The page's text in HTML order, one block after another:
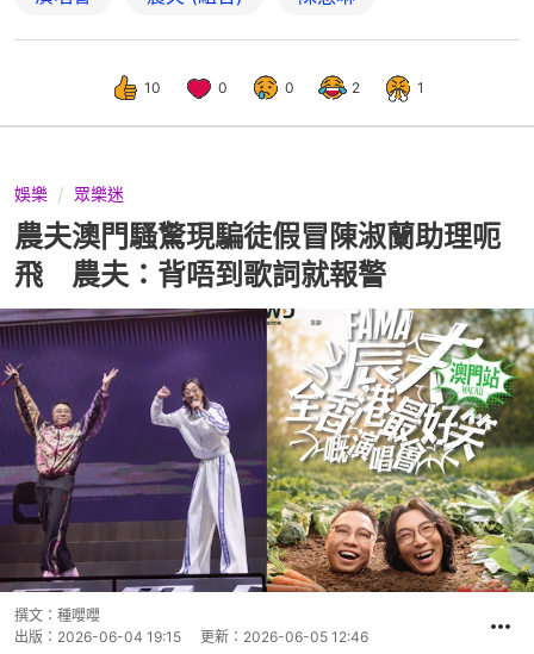
10 0 0 2 1
娛樂 眾樂迷
農夫澳門騷驚現騙徒假冒陳淑蘭助理呃
飛 農夫：背唔到歌詞就報警
撰文： 種嚶嚶
出版： 2026-06-04 19:15 更新： 2026-06-05 12:46